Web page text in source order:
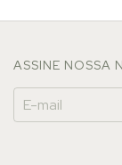
ASSINE NOSSA